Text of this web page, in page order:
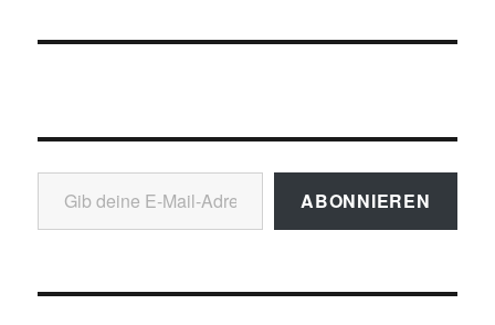
Gib deine E-Mail-Adresse ein ...
ABONNIEREN